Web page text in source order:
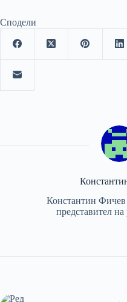
Сподели
Константин Фичев
представител